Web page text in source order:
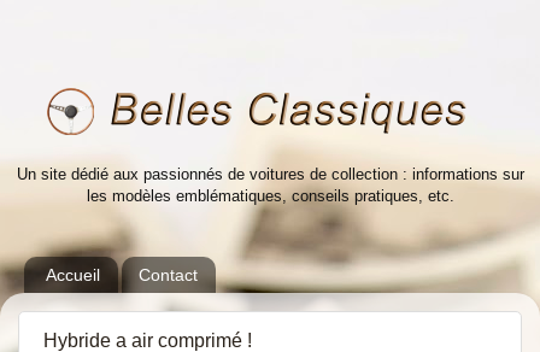
Un site dédié aux passionnés de voitures de collection : informations sur
les modèles emblématiques, conseils pratiques, etc.
Accueil Contact
Hybride a air comprimé !